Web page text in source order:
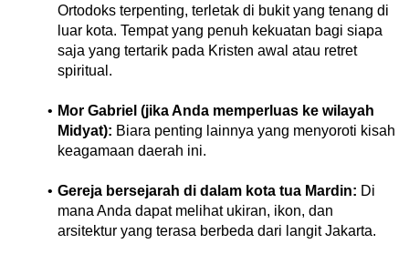
Ortodoks terpenting, terletak di bukit yang tenang di
luar kota. Tempat yang penuh kekuatan bagi siapa
saja yang tertarik pada Kristen awal atau retret
spiritual.
Mor Gabriel (jika Anda memperluas ke wilayah
Midyat): Biara penting lainnya yang menyoroti kisah
keagamaan daerah ini.
Gereja bersejarah di dalam kota tua Mardin: Di
mana Anda dapat melihat ukiran, ikon, dan
arsitektur yang terasa berbeda dari langit Jakarta.